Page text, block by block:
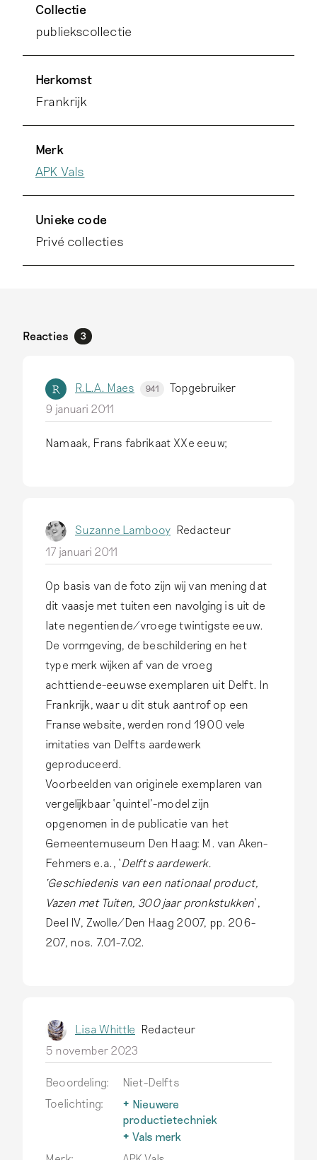
Collectie
publiekscollectie
Herkomst
Frankrijk
Merk
APK Vals
Unieke code
Privé collecties
Reacties 3
R R.L.A. Maes 941
Topgebruiker
9 januari 2011
Namaak, Frans fabrikaat XXe eeuw;
Suzanne Lambooy Redacteur
17 januari 2011
Op basis van de foto zijn wij van mening dat
dit vaasje met tuiten een navolging is uit de
late negentiende/vroege twintigste eeuw.
De vormgeving, de beschildering en het
type merk wijken af van de vroeg
achttiende-eeuwse exemplaren uit Delft. In
Frankrijk, waar u dit stuk aantrof op een
Franse website, werden rond 1900 vele
imitaties van Delfts aardewerk
geproduceerd.
Voorbeelden van originele exemplaren van
vergelijkbaar ‘quintel’-model zijn
opgenomen in de publicatie van het
Gemeentemuseum Den Haag: M. van Aken-
Fehmers e.a., ‘Delfts aardewerk.
‘Geschiedenis van een nationaal product,
Vazen met Tuiten, 300 jaar pronkstukken’,
Deel IV, Zwolle/Den Haag 2007, pp. 206-
207, nos. 7.01-7.02.
Lisa Whittle Redacteur
5 november 2023
Beoordeling:
Niet-Delfts
Toelichting:
Nieuwere
productietechniek
Na 1850 ontwikkelen
Vals merk
In de 19de eeuw ontstaat